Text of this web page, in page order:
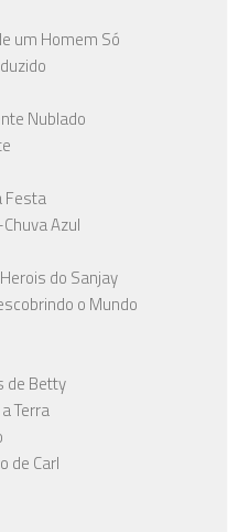
um Homem Só
Nublado
Festa
Azul
do Sanjay
o Mundo
de Betty
Terra
de Carl